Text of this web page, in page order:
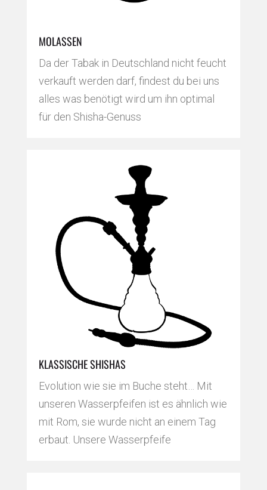
MOLASSEN
Da der Tabak in Deutschland nicht feucht
verkauft werden darf, findest du bei uns
alles was benötigt wird um ihn optimal
für den Shisha-Genuss
KLASSISCHE SHISHAS
Evolution wie sie im Buche steht… Mit
unseren Wasserpfeifen ist es ähnlich wie
mit Rom, sie wurde nicht an einem Tag
erbaut. Unsere Wasserpfeife